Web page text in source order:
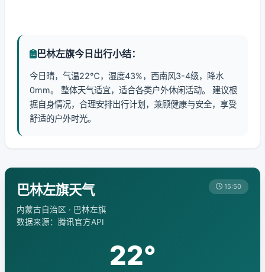
巴林左旗今日出行小结：
今日晴，气温22℃，湿度43%，西南风3-4级，降水
0mm。 整体天气适宜，适合各类户外休闲活动。 建议根
据自身情况，合理安排出行计划，兼顾健康与安全，享受
舒适的户外时光。
巴林左旗天气
内蒙古自治区 · 巴林左旗
数据来源：腾讯官方API
15:50
22°